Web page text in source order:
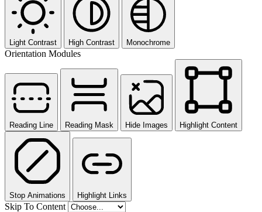
Light Contrast High Contrast Monochrome
Orientation Modules
Reading Line Reading Mask Hide Images Highlight Content
Stop Animations Highlight Links
Skip To Content